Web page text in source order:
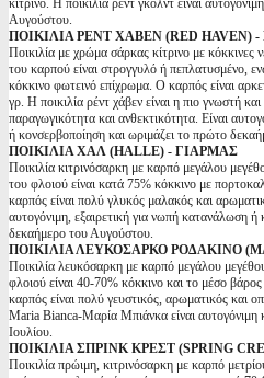
κίτρινο. Η ποικιλία ρέντ γκόλντ είναι
Αυγούστου.
ΠΟΙΚΙΛΙΑ ΡΕΝΤ ΧΑΒΕΝ (RED HAVEN)
Ποικιλία με χρώμα σάρκας κίτρινο με
του καρπού είναι στρογγυλό ή πεπλατυσμένο,
κόκκινο φωτεινό επίχρωμα. Ο καρπός είναι
γρ. Η ποικιλία ρέντ χάβεν είναι η πιο γνωστή
παραγωγικότητα και ανθεκτικότητα. Είναι
ή κονσερβοποίηση και ωριμάζει το πρώτο
ΠΟΙΚΙΛΙΑ ΧΑΛ (HALLE) - ΓΙΑΡΜΑΣ
Ποικιλία κιτρινόσαρκη με καρπό μεγάλου
του φλοιού είναι κατά 75% κόκκινο με
καρπός είναι πολύ γλυκός μαλακός και
αυτογόνιμη, εξαιρετική για νωπή κατανάλωση
δεκαήμερο του Αυγούστου.
ΠΟΙΚΙΛΙΑ ΛΕΥΚΟΣΑΡΚΟ ΡΟΔΑΚΙΝΟ
Ποικιλία λευκόσαρκη με καρπό μεγάλου
φλοιού είναι 40-70% κόκκινο και το μέσο
καρπός είναι πολύ γευστικός, αρωματικός και
Maria Bianca-Μαρία Μπιάνκα είναι αυτογόνιμη
Ιουλίου.
ΠΟΙΚΙΛΙΑ ΣΠΡΙΝΚ ΚΡΕΣΤ (SPRING
Ποικιλία πρώιμη, κιτρινόσαρκη με καρπό